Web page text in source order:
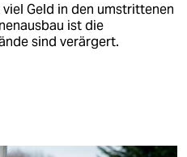
Geld in den umstrittenen
ist die
sind verärgert.